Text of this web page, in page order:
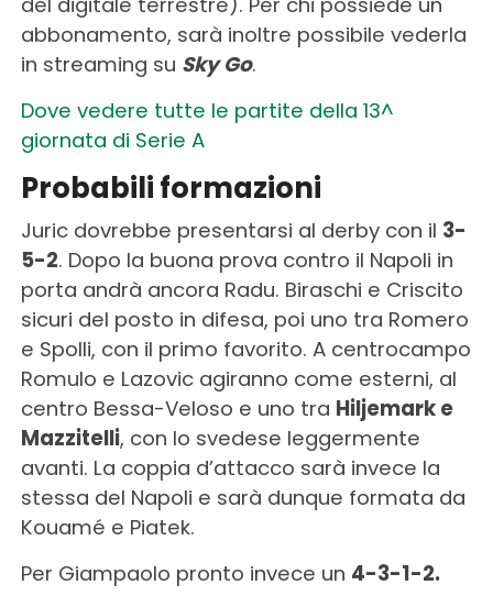
abbonamento, sarà inoltre possibile vederla
in streaming su Sky Go.
Dove vedere tutte le partite della 13^
giornata di Serie A
Probabili formazioni
Juric dovrebbe presentarsi al derby con il 3-
5-2. Dopo la buona prova contro il Napoli in
porta andrà ancora Radu. Biraschi e Criscito
sicuri del posto in difesa, poi uno tra Romero
e Spolli, con il primo favorito. A centrocampo
Romulo e Lazovic agiranno come esterni, al
centro Bessa-Veloso e uno tra Hiljemark e
Mazzitelli, con lo svedese leggermente
avanti. La coppia d’attacco sarà invece la
stessa del Napoli e sarà dunque formata da
Kouamé e Piatek.
Per Giampaolo pronto invece un 4-3-1-2.